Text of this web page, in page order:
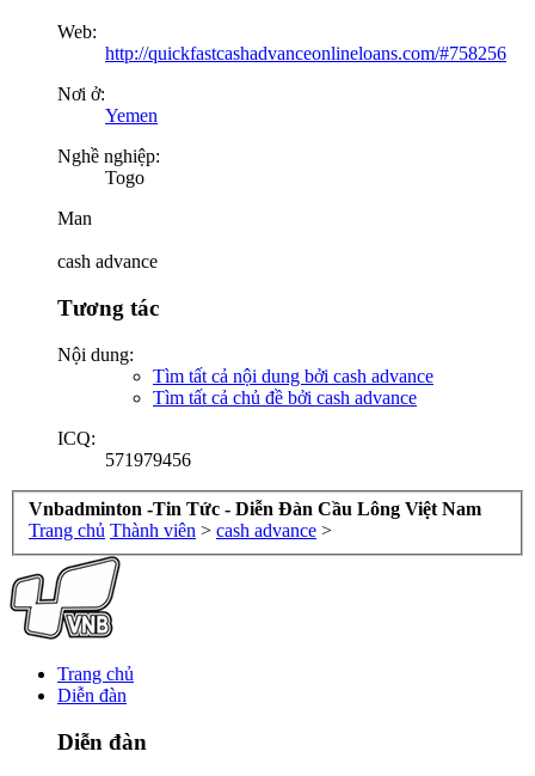
Web:
http://quickfastcashadvanceonlineloans.com/#758256
Nơi ở:
Yemen
Nghề nghiệp:
Togo
Man
cash advance
Tương tác
Nội dung:
Tìm tất cả nội dung bởi cash advance
Tìm tất cả chủ đề bởi cash advance
ICQ:
571979456
Vnbadminton -Tin Tức - Diễn Đàn Cầu Lông Việt Nam
Trang chủ Thành viên > cash advance >
Trang chủ
Diễn đàn
Diễn đàn